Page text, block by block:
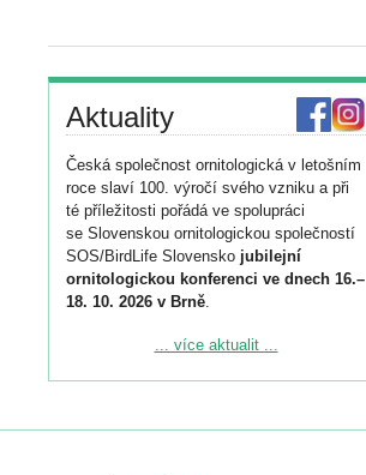
Aktuality
Česká společnost ornitologická v letošním
roce slaví 100. výročí svého vzniku a při
té příležitosti pořádá ve spolupráci
se Slovenskou ornitologickou společností
SOS/BirdLife Slovensko jubilejní
ornitologickou konferenci ve dnech 16.–
18. 10. 2026 v Brně.
Podrobnější informace ke konferenci
Registrovat se můžete do 6. září.
... více aktualit ...